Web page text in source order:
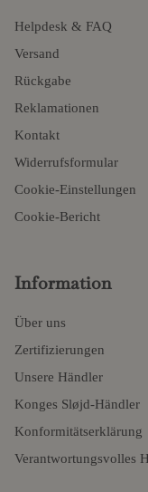
Helpdesk & FAQ
Versand
Rückgabe
Reklamationen
Kontakt
Widerrufsformular
Cookie-Einstellungen
Cookie-Bericht
Information
Über uns
Zertifizierungen
Unsere Händler
Konges Sløjd-Händler
Konformitätserklärung
Verantwortungsvolles